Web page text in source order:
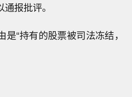
报批评。
“持有的股票被司法冻结，